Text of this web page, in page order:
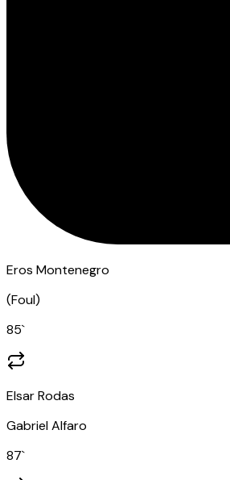
Eros Montenegro
(Foul)
85`
Elsar Rodas
Gabriel Alfaro
87`